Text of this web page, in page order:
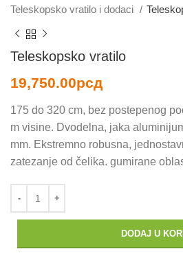
Teleskopsko vratilo i dodaci
Teleskopsko vratilo
19,750.00рсд
175 do 320 cm, bez postepenog
m visine. Dvodelna, jaka
mm. Ekstremno robusna,
zatezanje od čelika. gumirane
DODAJ U